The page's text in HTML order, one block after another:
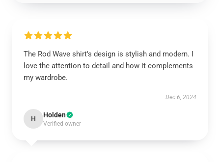
The Rod Wave shirt's design is stylish and modern. I
love the attention to detail and how it complements
my wardrobe.
Dec 6, 2024
H Holden
Verified owner